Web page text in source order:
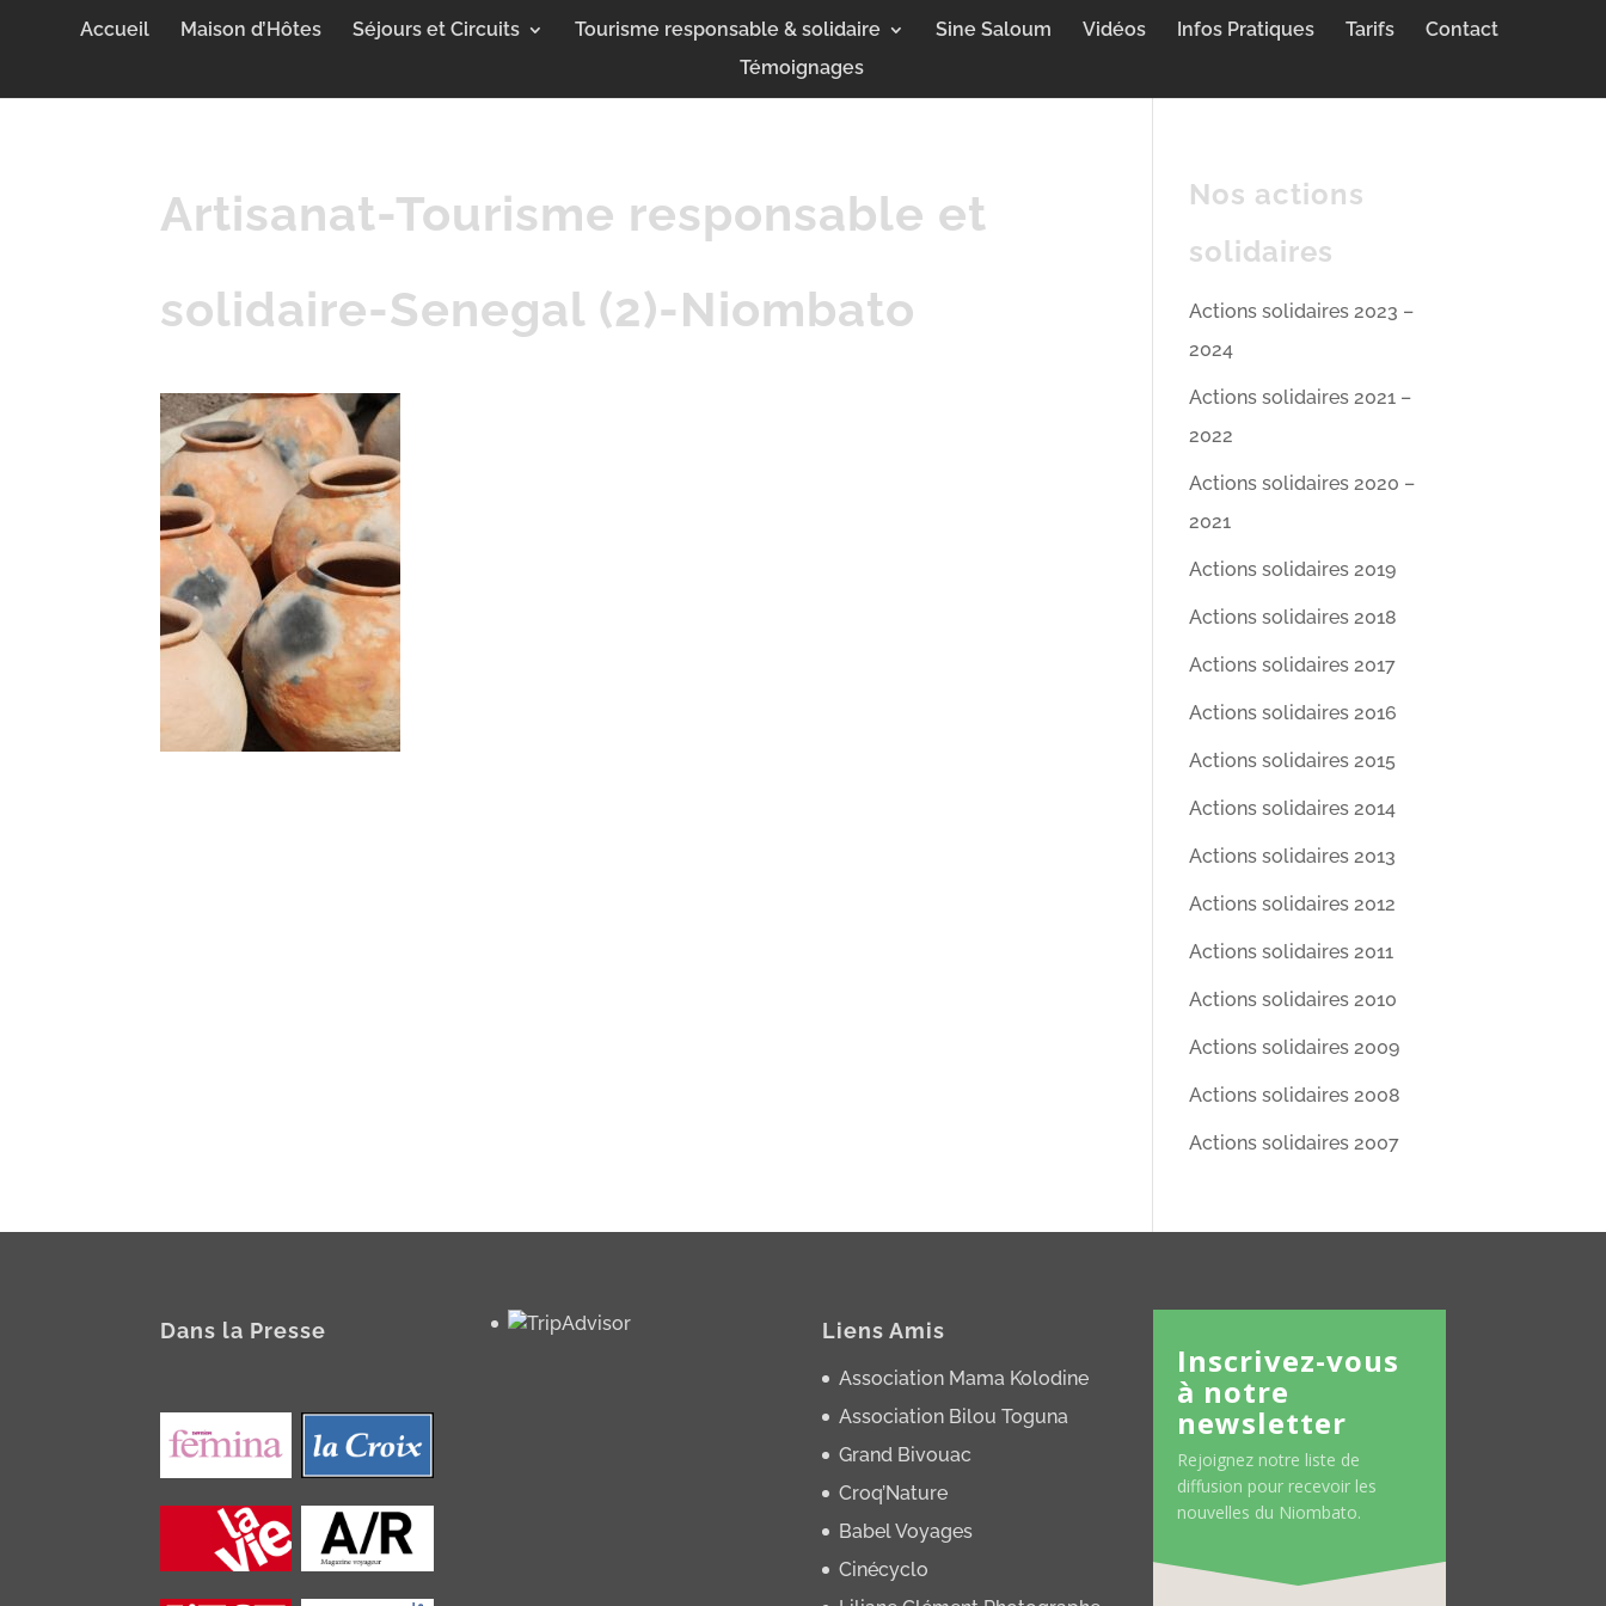
Accueil Maison d’Hôtes Séjours et Circuits Tourisme responsable & solidaire Sine Saloum Vidéos Infos Pratiques Tarifs
Contact
Témoignages
Artisanat-Tourisme responsable et
solidaire-Senegal (2)-Niombato
Nos actions
solidaires
Actions solidaires 2023 –
2024
Actions solidaires 2021 –
2022
Actions solidaires 2020 –
2021
Actions solidaires 2019
Actions solidaires 2018
Actions solidaires 2017
Actions solidaires 2016
Actions solidaires 2015
Actions solidaires 2014
Actions solidaires 2013
Actions solidaires 2012
Actions solidaires 2011
Actions solidaires 2010
Actions solidaires 2009
Actions solidaires 2008
Actions solidaires 2007
Dans la Presse Liens Amis
Association Mama Kolodine
Association Bilou Toguna
Grand Bivouac
Croq’Nature
Babel Voyages
Cinécyclo
Inscrivez-vous
à notre
newsletter
Rejoignez notre liste de
diffusion pour recevoir les
nouvelles du Niombato.